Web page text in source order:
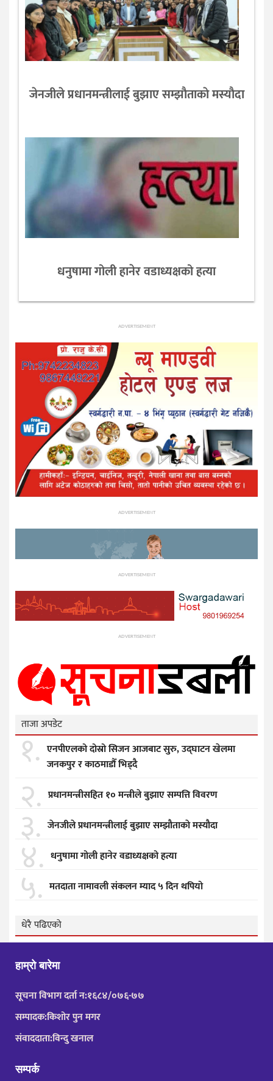
जेनजीले प्रधानमन्त्रीलाई बुझाए सम्झाैताकाे मस्याैदा
धनुषामा गोली हानेर वडाध्यक्षको हत्या
ADVERTISEMENT
ADVERTISEMENT
ADVERTISEMENT
ADVERTISEMENT
ताजा अपडेट
१. एनपीएलको दोस्रो सिजन आजबाट सुरु, उद्घाटन खेलमा
जनकपुर र काठमाडौँ भिड्दै
२. प्रधानमन्त्रीसहित १० मन्त्रीले बुझाए सम्पत्ति विवरण
३. जेनजीले प्रधानमन्त्रीलाई बुझाए सम्झाैताकाे मस्याैदा
४. धनुषामा गोली हानेर वडाध्यक्षको हत्या
५. मतदाता नामावली संकलन म्याद ५ दिन थपियो
धेरै पढिएको
हाम्रो बारेमा
सूचना विभाग दर्ता न:१६८४/०७६-७७
सम्पादक:किशोर पुन मगर
संवाददाता:विन्दु खनाल
सम्पर्क